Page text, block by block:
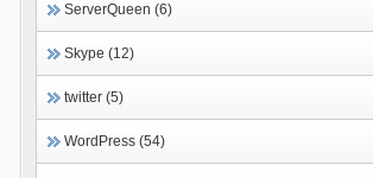
ServerQueen (6)
Skype (12)
twitter (5)
WordPress (54)